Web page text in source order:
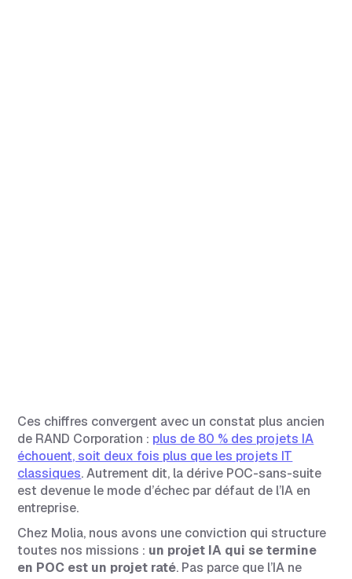
Ces chiffres convergent avec un constat plus ancien
de RAND Corporation : plus de 80 % des projets IA
échouent, soit deux fois plus que les projets IT
classiques. Autrement dit, la dérive POC-sans-suite
est devenue le mode d’échec par défaut de l’IA en
entreprise.
Chez Molia, nous avons une conviction qui structure
toutes nos missions : un projet IA qui se termine
en POC est un projet raté. Pas parce que l’IA ne